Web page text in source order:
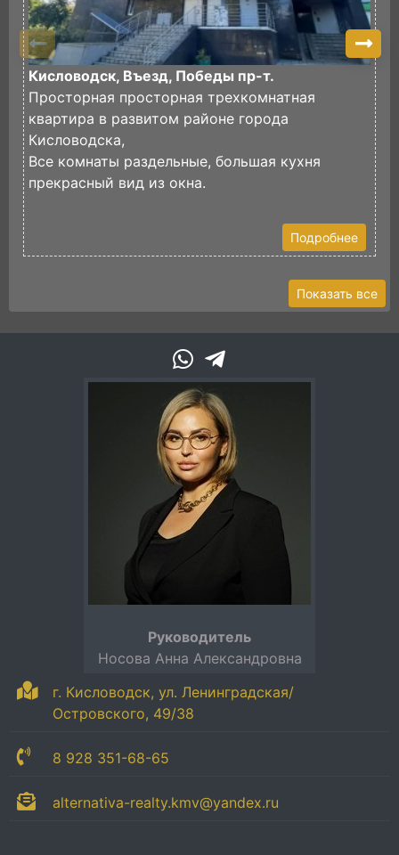
Кисловодск, Въезд, Победы пр-т.
Просторная просторная трехкомнатная
квартира в развитом районе города
Кисловодска,
Все комнаты раздельные, большая кухня
прекрасный вид из окна.
Подробнее
Показать все
г. Кисловодск, ул. Ленинградская/
Островского, 49/38
8 928 351-68-65
alternativa-realty.kmv@yandex.ru
Руководитель
Носова Анна Александровна